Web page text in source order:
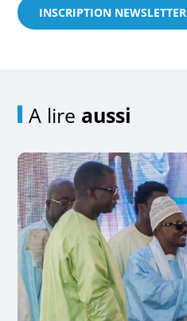
INSCRIPTION NEWSLETTER
A lire aussi